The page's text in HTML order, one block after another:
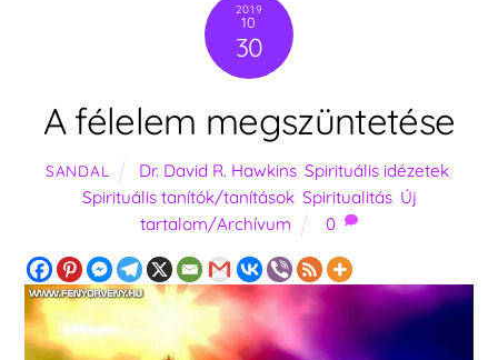
2019
10
30
A félelem megszüntetése
SANDAL Dr. David R. Hawkins, Spirituális idézetek,
Spirituális tanítók/tanítások, Spiritualitás, Új
tartalom/Archívum
0